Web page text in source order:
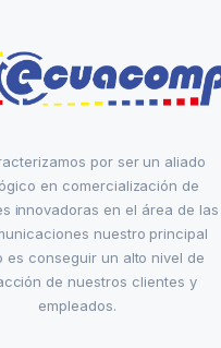
por ser un aliado
en comercialización de
innovadoras en el área de las
nuestro principal
es conseguir un alto nivel de
de nuestros clientes y
empleados.